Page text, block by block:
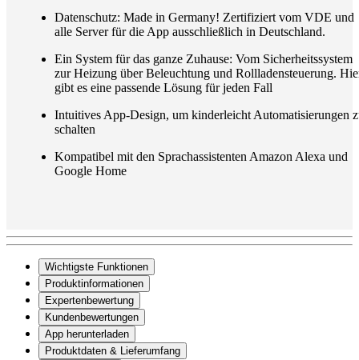
Datenschutz: Made in Germany! Zertifiziert vom VDE und
alle Server für die App ausschließlich in Deutschland.
Ein System für das ganze Zuhause: Vom Sicherheitssystem
zur Heizung über Beleuchtung und Rollladensteuerung.
gibt es eine passende Lösung für jeden Fall
Intuitives App-Design, um kinderleicht Automatisierungen
schalten
Kompatibel mit den Sprachassistenten Amazon Alexa und
Google Home
Wichtigste Funktionen
Produktinformationen
Expertenbewertung
Kundenbewertungen
App herunterladen
Produktdaten & Lieferumfang